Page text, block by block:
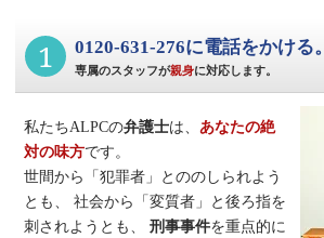
1 0120-631-276に電話をかける。
専属のスタッフが親身に対応します。
私たちALPCの弁護士は、あなたの絶
対の味方です。
世間から「犯罪者」とののしられよう
とも、
社会から「変質者」と後ろ指を
刺されようとも、
刑事事件を重点的に